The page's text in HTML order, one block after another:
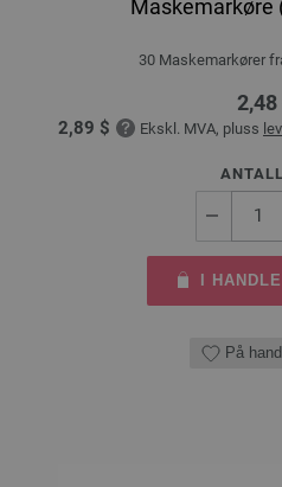
Maskemarkøre
30 Maskemarkører
2,48
2,89 $ Ekskl. MVA, pluss
ANTALL
I
På